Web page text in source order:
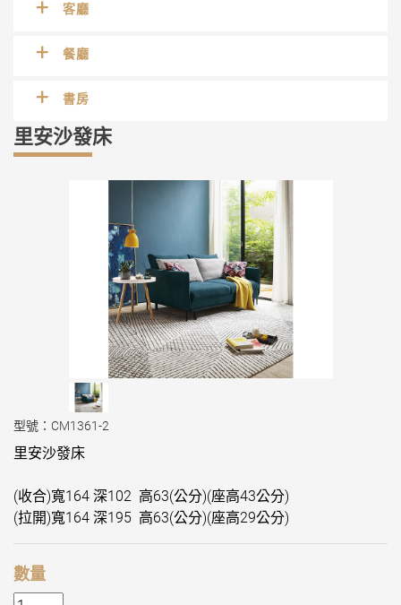
客廳
餐廳
書房
里安沙發床
型號：CM1361-2
里安沙發床
(收合)寬164 深102 高63(公分)(座高43公分)
(拉開)寬164 深195 高63(公分)(座高29公分)
數量